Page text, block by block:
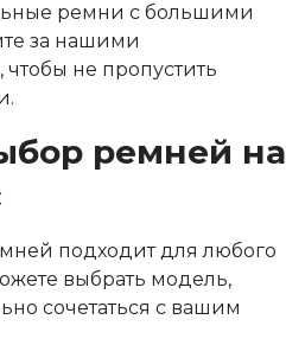
ремни с большими
за нашими
не пропустить
ремней на
подходит для любого
выбрать модель,
сочетаться с вашим